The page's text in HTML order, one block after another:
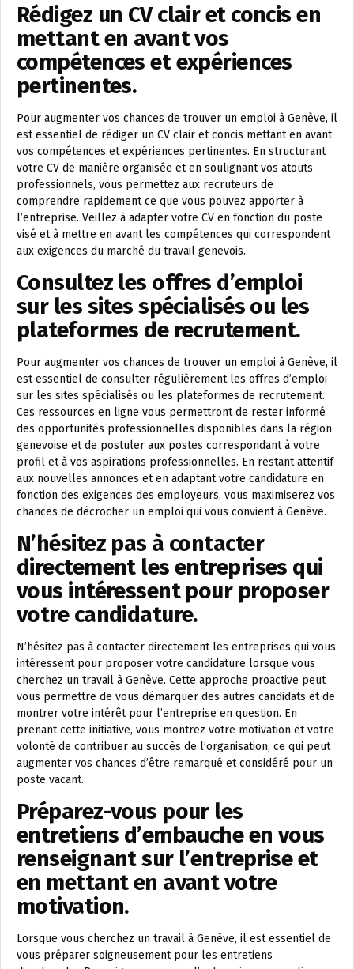
Rédigez un CV clair et concis en
mettant en avant vos
compétences et expériences
pertinentes.
Pour augmenter vos chances de trouver un emploi à Genève, il
est essentiel de rédiger un CV clair et concis mettant en avant
vos compétences et expériences pertinentes. En structurant
votre CV de manière organisée et en soulignant vos atouts
professionnels, vous permettez aux recruteurs de
comprendre rapidement ce que vous pouvez apporter à
l’entreprise. Veillez à adapter votre CV en fonction du poste
visé et à mettre en avant les compétences qui correspondent
aux exigences du marché du travail genevois.
Consultez les offres d’emploi
sur les sites spécialisés ou les
plateformes de recrutement.
Pour augmenter vos chances de trouver un emploi à Genève, il
est essentiel de consulter régulièrement les offres d’emploi
sur les sites spécialisés ou les plateformes de recrutement.
Ces ressources en ligne vous permettront de rester informé
des opportunités professionnelles disponibles dans la région
genevoise et de postuler aux postes correspondant à votre
profil et à vos aspirations professionnelles. En restant attentif
aux nouvelles annonces et en adaptant votre candidature en
fonction des exigences des employeurs, vous maximiserez vos
chances de décrocher un emploi qui vous convient à Genève.
N’hésitez pas à contacter
directement les entreprises qui
vous intéressent pour proposer
votre candidature.
N’hésitez pas à contacter directement les entreprises qui vous
intéressent pour proposer votre candidature lorsque vous
cherchez un travail à Genève. Cette approche proactive peut
vous permettre de vous démarquer des autres candidats et de
montrer votre intérêt pour l’entreprise en question. En
prenant cette initiative, vous montrez votre motivation et votre
volonté de contribuer au succès de l’organisation, ce qui peut
augmenter vos chances d’être remarqué et considéré pour un
poste vacant.
Préparez-vous pour les
entretiens d’embauche en vous
renseignant sur l’entreprise et
en mettant en avant votre
motivation.
Lorsque vous cherchez un travail à Genève, il est essentiel de
vous préparer soigneusement pour les entretiens